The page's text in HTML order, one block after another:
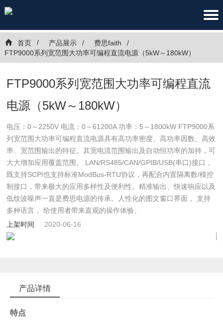
首页 产品展示
费思faith
FTP9000系列宽范围大功率可编程直流电源（5kW～180kW）
FTP9000系列宽范围大功率可编程直流
电源（5kW～180kW）
电压：0～2250V 电流：0～61200A 功率：5～1800kW FTP9000系
列宽范围大功率可编程直流电源具有高功率密度、高功率因数、高效
率、宽范围输出的特征。其宽电流范围输出及自动恒功率的加持，可
大大增加应用覆盖范围。 LAN/RS485/CAN/GPIB/USB(串口)接口，
既支持SCPI也支持标准ModBus-RTU协议，再配合内置隔离数/模控
制接口，带来极大的应用多样性及便利性。精准输出、快速响应以及
低纹波噪声一直是费思电源的传承。人性化的图文窗口界面， 支持
多种语言， 给使用者带来直观的操作体验。
上架时间
2020-06-16
产品详情
特点